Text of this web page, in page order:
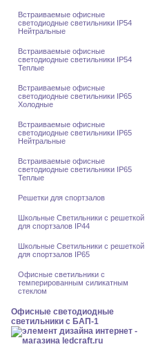
Встраиваемые офисные
светодиодные светильники IP54
Нейтральные
Встраиваемые офисные
светодиодные светильники IP54
Теплые
Встраиваемые офисные
светодиодные светильники IP65
Холодные
Встраиваемые офисные
светодиодные светильники IP65
Нейтральные
Встраиваемые офисные
светодиодные светильники IP65
Теплые
Решетки для спортзалов
Школьные Светильники с решеткой
для спортзалов IP44
Школьные Светильники с решеткой
для спортзалов IP65
Офисные светильники с
темперированным силикатным
стеклом
Офисные светодиодные
светильники с БАП-1